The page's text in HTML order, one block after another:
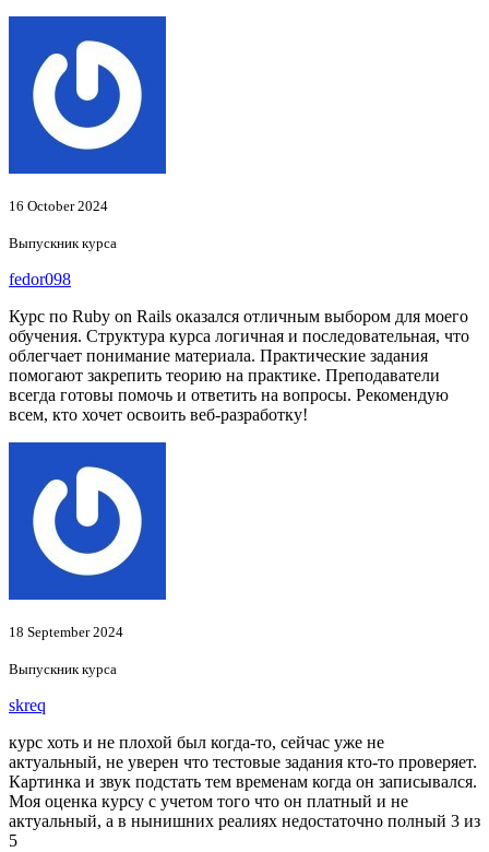
16 October 2024
Выпускник курса
fedor098
Курс по Ruby on Rails оказался отличным выбором для моего
обучения. Структура курса логичная и последовательная, что
облегчает понимание материала. Практические задания
помогают закрепить теорию на практике. Преподаватели
всегда готовы помочь и ответить на вопросы. Рекомендую
всем, кто хочет освоить веб-разработку!
18 September 2024
Выпускник курса
skreq
курс хоть и не плохой был когда-то, сейчас уже не
актуальный, не уверен что тестовые задания кто-то проверяет.
Картинка и звук подстать тем временам когда он записывался.
Моя оценка курсу с учетом того что он платный и не
актуальный, а в нынишних реалиях недостаточно полный 3 из
5